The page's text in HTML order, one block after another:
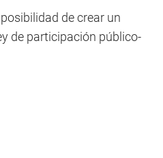
de crear un
de participación público-